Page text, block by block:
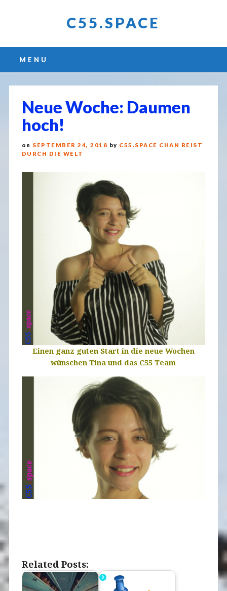
C55.SPACE
Main menu
content
MENU
Neue Woche: Daumen
hoch!
on SEPTEMBER 24, 2018 by C55.SPACE CHAN REIST
DURCH DIE WELT
Einen ganz guten Start in die neue Wochen
wünschen Tina und das C55 Team
Related Posts: